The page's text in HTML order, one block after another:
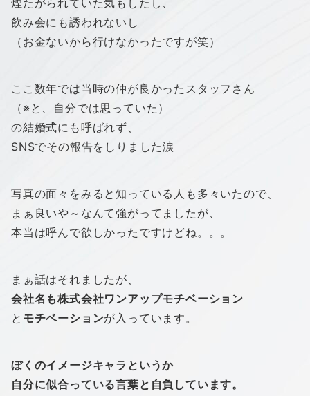
飲み会にも誘われないし
（お金ないから行けなかったですが笑）
ここ数年では当時の仲が良かったスタッフさん
（※と、自分では思っていた）
の結婚式にも呼ばれず、
SNSでその報告をしりました涙
写真の面々をみると知っている人も多々いたので、
まぁ良いや～なんて強がってましたが、
本当は呼んで欲しかったですけどね。。。
まぁ話はそれましたが、
会社名も株式会社ワンアップモチベーション
と モチベーションが入っています。
ぼくのイメージキャラというか
自分に似合っている言葉と自負しています。